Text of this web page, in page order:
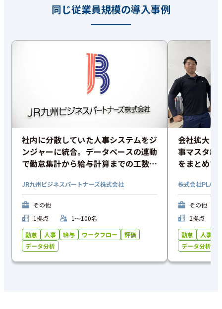
同じ従業員規模の導入事例
社内に分散していた人事システムをジ
ンジャーに統合。データベースの連動
で勤怠集計から給与計算までの工数を
JR九州ビジネスパートナーズ株式会社
その他
1拠点
1〜100名
勤怠
人事 給与 ワークフロー
評価
データ分析
会社拡大に
事マスタ統
をまとめて
株式会社
その他
2拠点
勤怠
人事
データ分析